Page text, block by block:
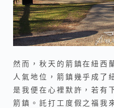
然而，秋天的箭鎮在紐西
人氣地位，箭鎮幾乎成了
是我便在心裡默許，若有
箭鎮。託打工度假之福我